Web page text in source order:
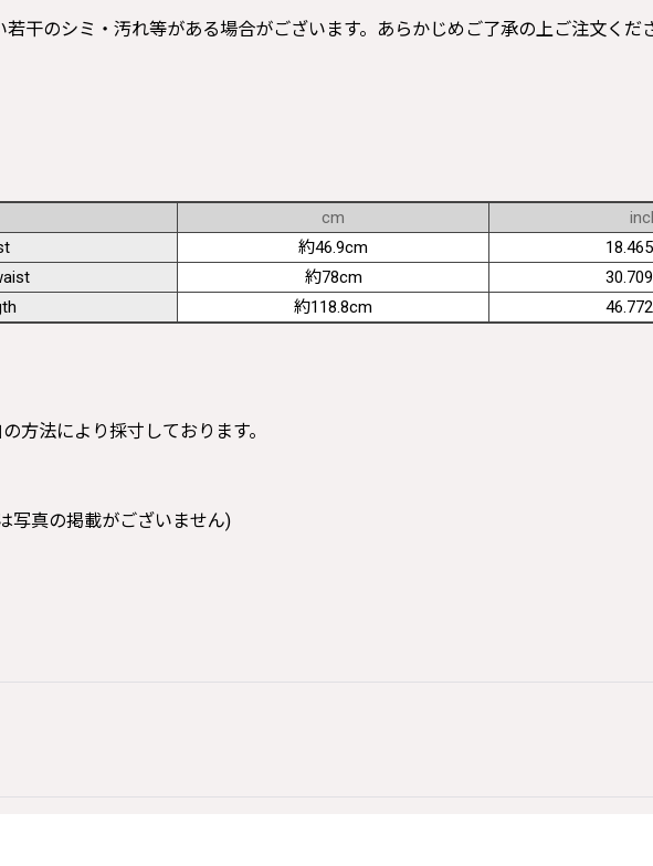
若干のシミ・汚れ等がある場合がございます。あらかじめご了承の上ご注文くだ
cm
約46.9cm
約78cm
約118.8cm
方法により採寸しております。
写真の掲載がございません)